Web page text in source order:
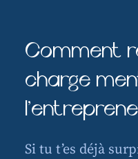
Comment
charge
Si tu t’es déjà